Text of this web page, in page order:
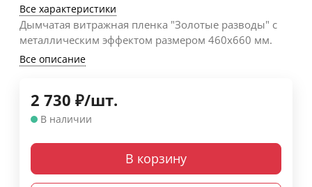
Все характеристики
Дымчатая витражная пленка "Золотые разводы" с
металлическим эффектом размером 460х660 мм.
Все описание
2 730 ₽/шт.
В наличии
В корзину